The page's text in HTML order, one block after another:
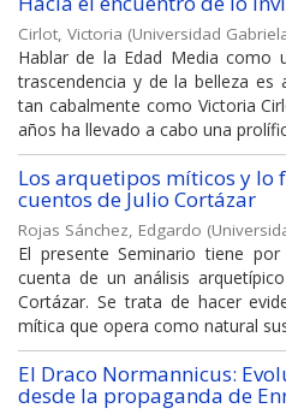
Cirlot, Victoria (Universidad
Hablar de la Edad Media como
trascendencia y de la belleza es
tan cabalmente como Victoria
años ha llevado a cabo una
Los arquetipos míticos y lo
cuentos de Julio Cortázar
Rojas Sánchez, Edgardo (
El presente Seminario tiene
cuenta de un análisis
Cortázar. Se trata de hacer
mítica que opera como natural
El Draco Normannicus:
desde la propaganda de